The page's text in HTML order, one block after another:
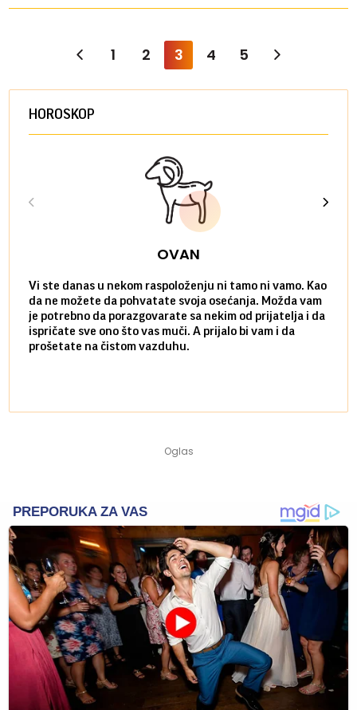
1 2 3 4 5
HOROSKOP
OVAN
Vi ste danas u nekom raspoloženju ni tamo ni vamo. Kao
da ne možete da pohvatate svoja osećanja. Možda vam
je potrebno da porazgovarate sa nekim od prijatelja i da
ispričate sve ono što vas muči. A prijalo bi vam i da
prošetate na čistom vazduhu.